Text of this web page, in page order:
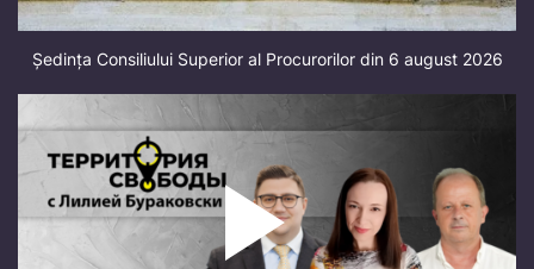
Ședința Consiliului Superior al Procurorilor din 6 august 2026